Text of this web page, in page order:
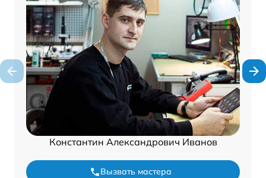
Константин Александрович Иванов
Вызвать мастера